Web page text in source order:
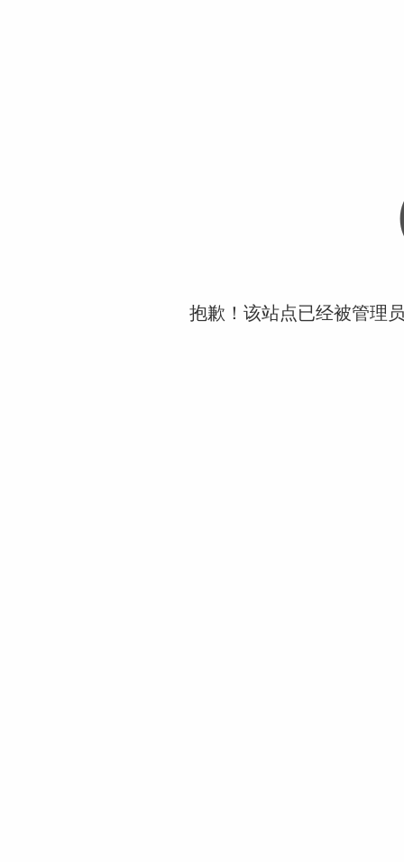
抱歉！该站点已经被管理